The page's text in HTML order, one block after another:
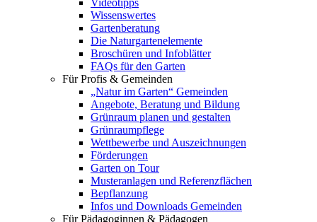
Videotipps
Wissenswertes
Gartenberatung
Die Naturgartenelemente
Broschüren und Infoblätter
FAQs für den Garten
Für Profis & Gemeinden
„Natur im Garten“ Gemeinden
Angebote, Beratung und Bildung
Grünraum planen und gestalten
Grünraumpflege
Wettbewerbe und Auszeichnungen
Förderungen
Garten on Tour
Musteranlagen und Referenzflächen
Bepflanzung
Infos und Downloads Gemeinden
Für Pädagoginnen & Pädagogen